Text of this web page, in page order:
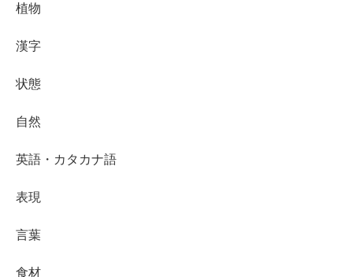
植物
漢字
状態
自然
英語・カタカナ語
表現
言葉
食材